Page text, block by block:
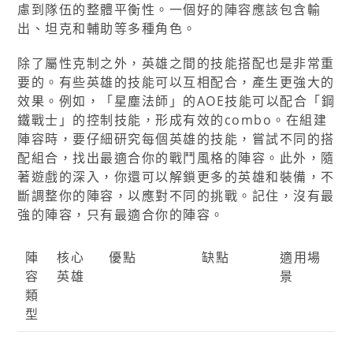
慮到隊伍的整體平衡性。一個好的陣容應該包含輸
出、坦克和輔助等多種角色。
除了屬性克制之外，英雄之間的技能搭配也是非常重
要的。有些英雄的技能可以互相配合，產生更強大的
效果。例如，「星塵法師」的AOE技能可以配合「鋼
鐵戰士」的控制技能，形成有效的combo。在組建
陣容時，要仔細研究每個英雄的技能，嘗試不同的搭
配組合，找出最適合你的戰鬥風格的陣容。此外，隨
著遊戲的深入，你還可以解鎖更多的英雄和裝備，不
斷調整你的陣容，以應對不同的挑戰。記住，沒有最
強的陣容，只有最適合你的陣容。
陣
容
類
型
核心
英雄
優點 缺點
適用場
景